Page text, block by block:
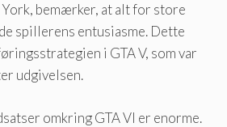
bemærker, at alt for store
spillerens entusiasme. Dette
i GTA V, som var
udgivelsen.
omkring GTA VI er enorme.